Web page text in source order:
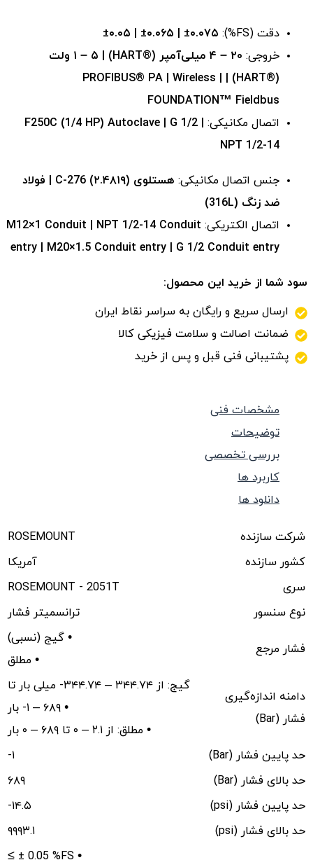
دقت (FS%):
±۰.۰۵ | ±۰.۰۶۵ | ±۰.۰۷۵
خروجی:
۲۰ – ۴ میلی‌آمپر (®HART) | ۱ – ۵ ولت
(®HART) | PROFIBUS® PA | Wireless |
FOUNDATION™ Fieldbus
اتصال مکانیکی:
F250C (1/4 HP) Autoclave | G 1/2 |
NPT 1/2-14
جنس اتصال مکانیکی:
هستلوی (۲.۴۸۱۹) C-276 | فولاد
ضد زنگ (316L)
اتصال الکتریکی: M12×1 Conduit | NPT 1/2-14 Conduit
entry | M20×1.5 Conduit entry | G 1/2 Conduit entry
سود شما از خرید این محصول:
ارسال سریع و رایگان به سراسر نقاط ایران
ضمانت اصالت و سلامت فیزیکی کالا
پشتیبانی فنی قبل و پس از خرید
مشخصات فنی
توضیحات
بررسی تخصصی
کاربرد ها
دانلود ها
شرکت سازنده
ROSEMOUNT
کشور سازنده
آمریکا
سری
ROSEMOUNT - 2051T
نوع سنسور
ترانسمیتر فشار
فشار مرجع
گیج (نسبی) •
مطلق •
دامنه اندازه‌گیری
فشار (Bar)
گیج: از ۳۴۴.۷۴ – ۳۴۴.۷۴- میلی بار تا
۶۸۹ – ۱- بار •
مطلق: از ۲.۱ – ۰ تا ۶۸۹ – ۰ بار •
حد پایین فشار (Bar)
-۱
حد بالای فشار (Bar)
۶۸۹
حد پایین فشار (psi)
-۱۴.۵
حد بالای فشار (psi)
۹۹۹۳.۱
≤ ± 0.05 %FS •